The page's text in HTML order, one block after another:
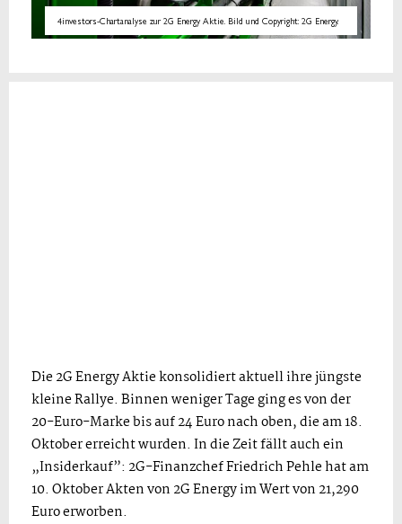
4investors-Chartanalyse zur 2G Energy Aktie. Bild und Copyright: 2G Energy.
Die 2G Energy Aktie konsolidiert aktuell ihre jüngste
kleine Rallye. Binnen weniger Tage ging es von der
20-Euro-Marke bis auf 24 Euro nach oben, die am 18.
Oktober erreicht wurden. In die Zeit fällt auch ein
„Insiderkauf”: 2G-Finanzchef Friedrich Pehle hat am
10. Oktober Akten von 2G Energy im Wert von 21,290
Euro erworben.